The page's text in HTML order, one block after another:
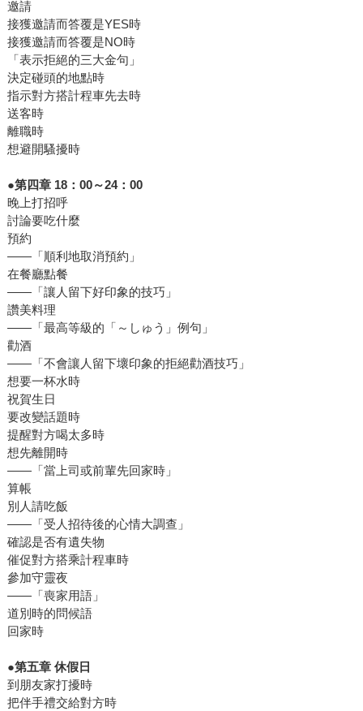
邀請
接獲邀請而答覆是YES時
接獲邀請而答覆是NO時
「表示拒絕的三大金句」
決定碰頭的地點時
指示對方搭計程車先去時
送客時
離職時
想避開騷擾時
●第四章 18：00～24：00
晚上打招呼
討論要吃什麼
預約
——「順利地取消預約」
在餐廳點餐
——「讓人留下好印象的技巧」
讚美料理
——「最高等級的「～しゅう」例句」
勸酒
——「不會讓人留下壞印象的拒絕勸酒技巧」
想要一杯水時
祝賀生日
要改變話題時
提醒對方喝太多時
想先離開時
——「當上司或前輩先回家時」
算帳
別人請吃飯
——「受人招待後的心情大調查」
確認是否有遺失物
催促對方搭乘計程車時
參加守靈夜
——「喪家用語」
道別時的問候語
回家時
●第五章 休假日
到朋友家打擾時
把伴手禮交給對方時